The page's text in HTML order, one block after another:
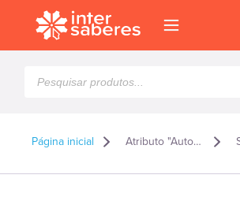
produtos
Página inicial Atributo "Autor" de produto